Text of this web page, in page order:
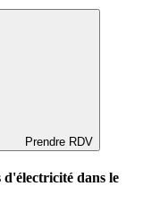
Prendre RDV
d'électricité dans le